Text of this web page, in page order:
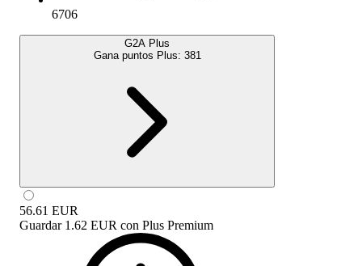
6706
G2A Plus
Gana puntos Plus: 381
56.61 EUR
Guardar 1.62 EUR con Plus Premium